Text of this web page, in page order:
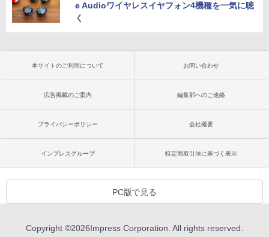
e Audioワイヤレスイヤフォン4機種を一気に聴
く
本サイトのご利用について お問い合わせ
広告掲載のご案内 編集部へのご連絡
プライバシーポリシー 会社概要
インプレスグループ 特定商取引法に基づく表示
PC版で見る
Copyright ©2026Impress Corporation. All rights reserved.